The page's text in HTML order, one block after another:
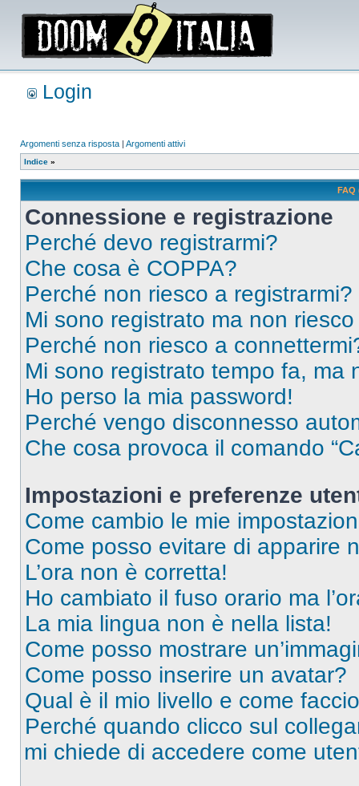
Login
Argomenti senza risposta | Argomenti attivi
Indice »
FAQ
Connessione e registrazione
Perché devo registrarmi?
Che cosa è COPPA?
Perché non riesco a registrarmi?
Mi sono registrato ma non
Perché non riesco a
Mi sono registrato tempo fa, ma
Ho perso la mia password!
Perché vengo disconnesso
Che cosa provoca il comando
Impostazioni e preferenze
Come cambio le mie
Come posso evitare di apparire
L’ora non è corretta!
Ho cambiato il fuso orario ma
La mia lingua non è nella lista!
Come posso mostrare
Come posso inserire un avatar?
Qual è il mio livello e come
Perché quando clicco sul
mi chiede di accedere come